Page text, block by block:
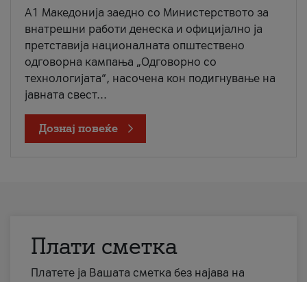
A1 Македонија заедно со Министерството за
внатрешни работи денеска и официјално ја
претставија националната општествено
одговорна кампања „Одговорно со
технологијата“, насочена кон подигнување на
јавната свест...
Дознај повеќе
Плати сметка
Платете ја Вашата сметка без најава на